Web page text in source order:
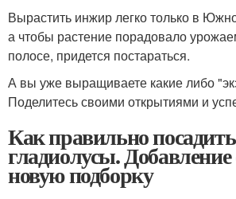
Вырастить инжир легко только в
а чтобы растение порадовало
полосе, придется постараться.
А вы уже выращиваете какие либо
Поделитесь своими открытиями и
Как правильно посадить
гладиолусы. Добавление
новую подборку